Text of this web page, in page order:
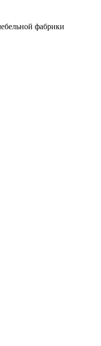
фабрики